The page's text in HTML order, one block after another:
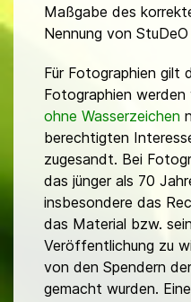
Maßgabe des
Nennung von StuDeO
Für Fotographien gilt
Fotographien
ohne Wasserzeichen
berechtigten
zugesandt. Bei
das jünger als 70
insbesondere das
das Material bzw.
Veröffentlichung zu
von den Spendern
gemacht wurden.